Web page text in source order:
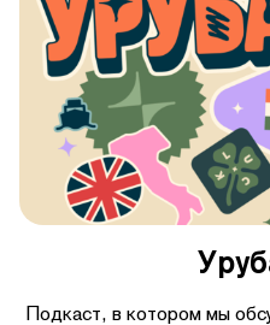
Подкаст, в котором мы